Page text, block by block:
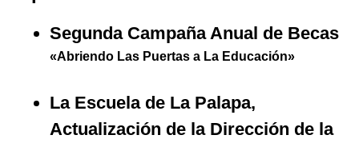
Segunda Campaña Anual de Becas
«Abriendo Las Puertas a La Educación»
La Escuela de La Palapa,
Actualización de la Dirección de la